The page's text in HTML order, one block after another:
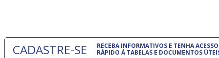
CADASTRE-SE
RECEBA INFORMATIVOS E TENHA ACESSO
RÁPIDO À TABELAS E DOCUMENTOS